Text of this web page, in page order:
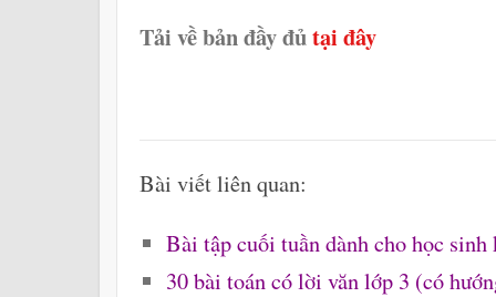
Tải về bản đầy đủtại đây
Bài viết liên quan:
Bài tập cuối tuần dành cho học
30 bài toán có lời văn lớp 3 (có